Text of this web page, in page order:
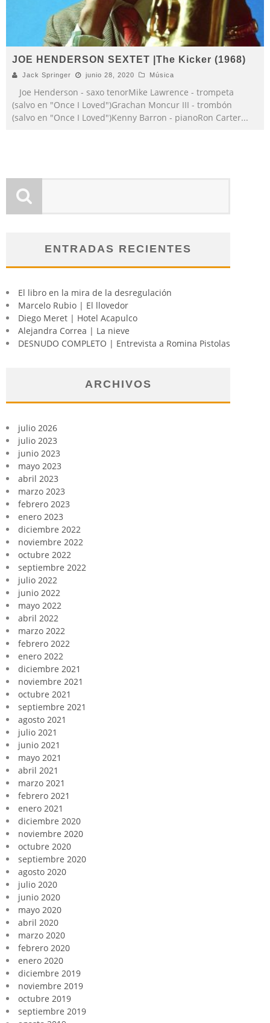
JOE HENDERSON SEXTET |The Kicker (1968)
Jack Springer junio 28, 2020 Música
Joe Henderson - saxo tenorMike Lawrence - trompeta
(salvo en "Once I Loved")Grachan Moncur III - trombón
(salvo en "Once I Loved")Kenny Barron - pianoRon Carter...
ENTRADAS RECIENTES
El libro en la mira de la desregulación
Marcelo Rubio | El llovedor
Diego Meret | Hotel Acapulco
Alejandra Correa | La nieve
DESNUDO COMPLETO | Entrevista a Romina Pistolas
ARCHIVOS
julio 2026
julio 2023
junio 2023
mayo 2023
abril 2023
marzo 2023
febrero 2023
enero 2023
diciembre 2022
noviembre 2022
octubre 2022
septiembre 2022
julio 2022
junio 2022
mayo 2022
abril 2022
marzo 2022
febrero 2022
enero 2022
diciembre 2021
noviembre 2021
octubre 2021
septiembre 2021
agosto 2021
julio 2021
junio 2021
mayo 2021
abril 2021
marzo 2021
febrero 2021
enero 2021
diciembre 2020
noviembre 2020
octubre 2020
septiembre 2020
agosto 2020
julio 2020
junio 2020
mayo 2020
abril 2020
marzo 2020
febrero 2020
enero 2020
diciembre 2019
noviembre 2019
octubre 2019
septiembre 2019